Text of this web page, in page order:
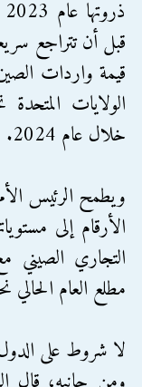
قبل أن تتراجع
قيمة واردات
خلال عام 2024.
ويطمح الرئيس
الأرقام إلى
التجاري الصيني
مطلع العام الحالي نحو 87 مليار
لا شروط على